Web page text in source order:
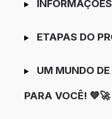
ETAPAS DO
UM MUNDO
PARA VOCÊ! 💙🚀